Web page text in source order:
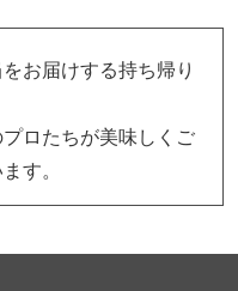
お届けする持ち帰り
ロたちが美味しくご
す。